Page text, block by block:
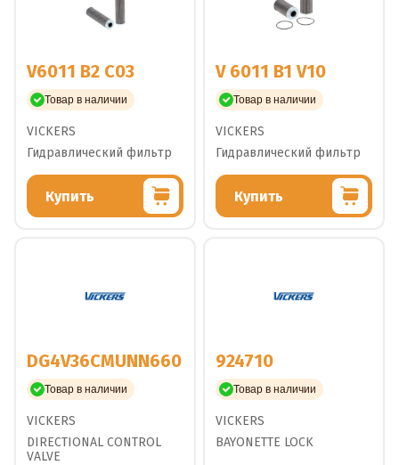
V6011 B2 C03
Товар в наличии
VICKERS
Гидравлический фильтр
Купить
V 6011 B1 V10
Товар в наличии
VICKERS
Гидравлический фильтр
Купить
DG4V36CMUNN660
Товар в наличии
VICKERS
DIRECTIONAL CONTROL
VALVE
924710
Товар в наличии
VICKERS
BAYONETTE LOCK